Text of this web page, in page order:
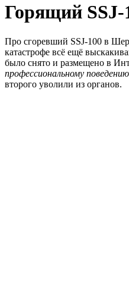
Горящий SSJ-
Про сгоревший SSJ-100 в
катастрофе всё ещё
было снято и размещено в
профессиональному
второго уволили из органов.